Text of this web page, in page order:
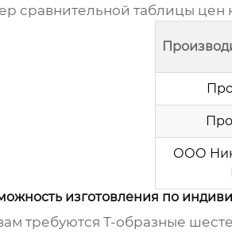
сравнительной таблицы цен
ООО
изготовления по
требуются Т-образные